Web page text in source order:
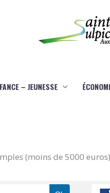
– JEUNESSE
(moins de 5000